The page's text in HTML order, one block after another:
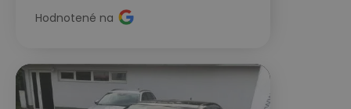
Hodnotené na